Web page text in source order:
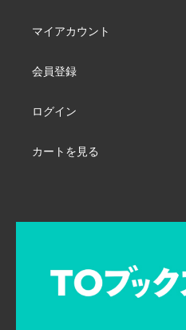
マイアカウント
会員登録
ログイン
カートを見る